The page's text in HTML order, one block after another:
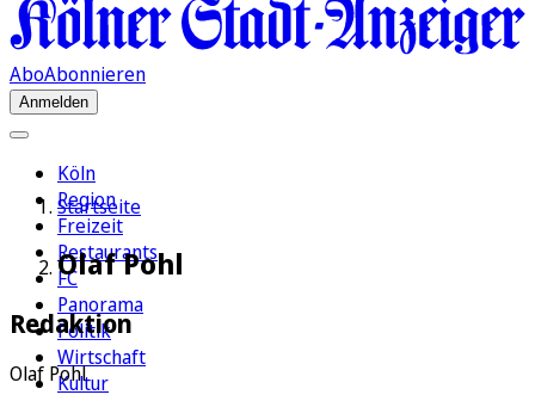
AboAbonnieren
Anmelden
Köln
Region
Freizeit
Restaurants
FC
Panorama
Politik
Wirtschaft
Kultur
Startseite
Olaf Pohl
Redaktion
Olaf Pohl